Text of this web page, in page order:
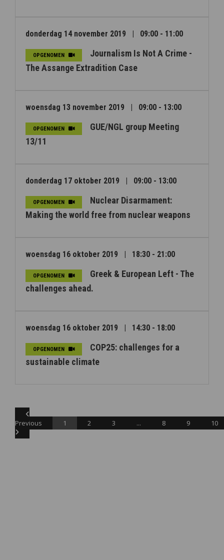
donderdag 14 november 2019 | 09:00 - 11:00
OPGENOMEN
Journalism Is Not A Crime -
The Assange Extradition Case
woensdag 13 november 2019 | 09:00 - 13:00
OPGENOMEN
GUE/NGL group Meeting
13/11
donderdag 17 oktober 2019 | 09:00 - 13:00
OPGENOMEN
Nuclear Disarmament:
Making the world free from nuclear weapons
woensdag 16 oktober 2019 | 18:30 - 21:00
OPGENOMEN
Greek & European Left - The
challenges ahead.
woensdag 16 oktober 2019 | 14:30 - 18:00
OPGENOMEN
COP25: challenges for a
sustainable climate
Previous 1 2 3 ... 8 9 10